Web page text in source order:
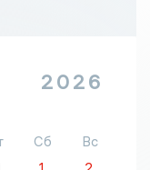
2026
Сб
Вс